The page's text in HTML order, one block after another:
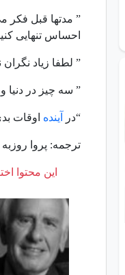
” مدتها قبل فکر
احساس تنهایی
” لطفا زیاد
” سه چیز در دنیا
“در آینده اوقات
ترجمه: پروا
این محتوا